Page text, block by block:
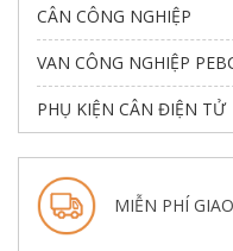
CÂN CÔNG NGHIỆP
VAN CÔNG NGHIỆP
PHỤ KIỆN CÂN ĐIỆN TỬ
MIỄN PHÍ